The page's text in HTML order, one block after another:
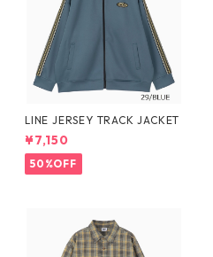
LINE JERSEY TRACK JACKET
¥7,150
50%OFF